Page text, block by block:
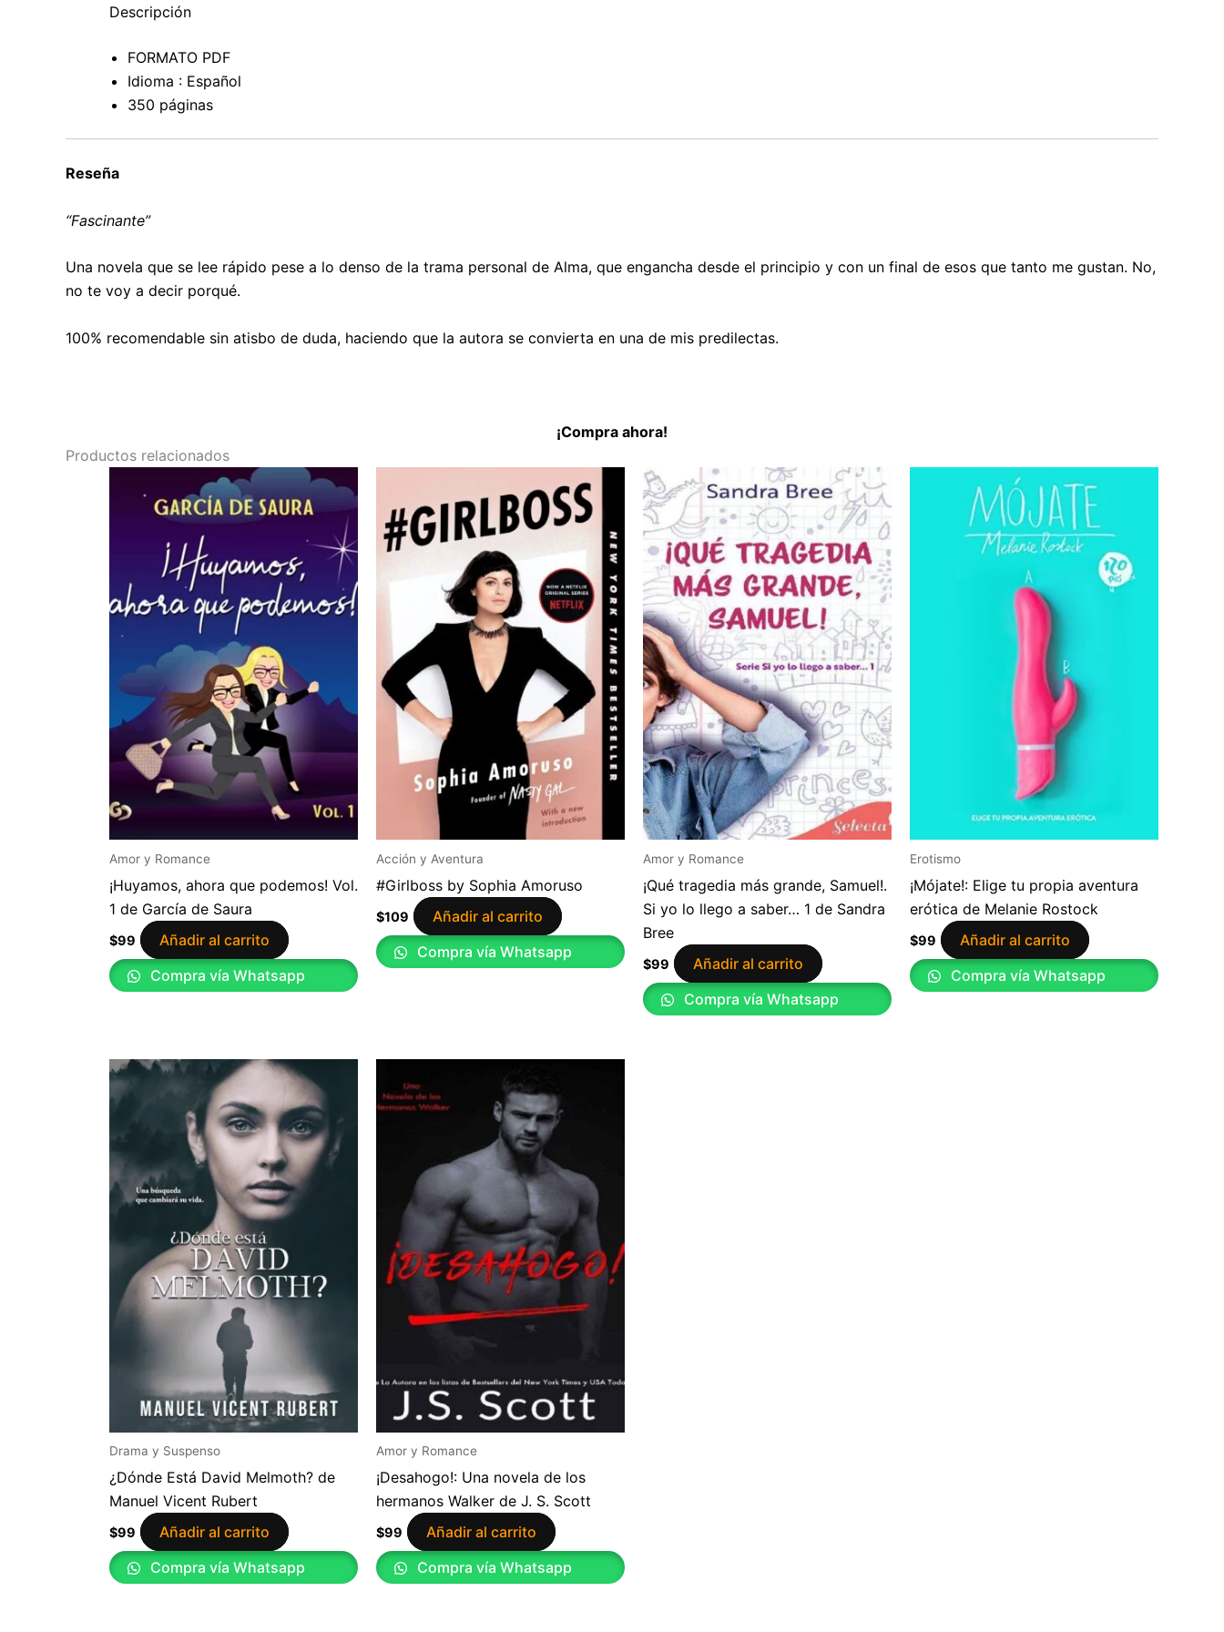
Descripción
FORMATO PDF
Idioma : Español
350 páginas
Reseña
“Fascinante”
Una novela que se lee rápido pese a lo denso de la trama personal de Alma, que engancha desde el principio y con un final de esos que tanto me gustan. No,
no te voy a decir porqué.
100% recomendable sin atisbo de duda, haciendo que la autora se convierta en una de mis predilectas.
¡Compra ahora!
Productos relacionados
Amor y Romance
¡Huyamos, ahora que podemos! Vol.
1 de García de Saura
$99
Añadir al carrito
Compra vía Whatsapp
Acción y Aventura
#Girlboss by Sophia Amoruso
$109
Añadir al carrito
Compra vía Whatsapp
Amor y Romance
¡Qué tragedia más grande, Samuel!.
Si yo lo llego a saber… 1 de Sandra
Bree
$99
Añadir al carrito
Compra vía Whatsapp
Erotismo
¡Mójate!: Elige tu propia aventura
erótica de Melanie Rostock
$99
Añadir al carrito
Compra vía Whatsapp
Drama y Suspenso
¿Dónde Está David Melmoth? de
Manuel Vicent Rubert
$99
Añadir al carrito
Compra vía Whatsapp
Amor y Romance
¡Desahogo!: Una novela de los
hermanos Walker de J. S. Scott
$99
Añadir al carrito
Compra vía Whatsapp